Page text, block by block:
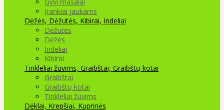
Įrankiai jaukams
Dėžės, Dėžutės, Kibirai, Indeliai
Dėžutės
Dėžės
Indeliai
Kibirai
Tinkleliai žuvims, Graibštai, Graibštų kotai
Graibštai
Graibštų kotai
Tinkleliai žuvims
Dėklai, Krepšiai, Kuprinės